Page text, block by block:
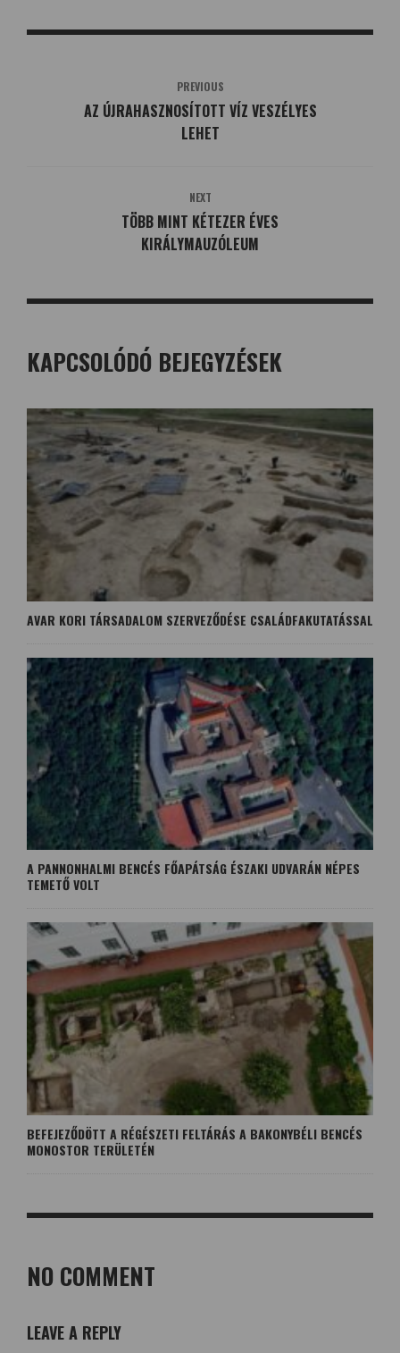
PREVIOUS
AZ ÚJRAHASZNOSÍTOTT VÍZ VESZÉLYES
LEHET
NEXT
TÖBB MINT KÉTEZER ÉVES
KIRÁLYMAUZÓLEUM
KAPCSOLÓDÓ BEJEGYZÉSEK
AVAR KORI TÁRSADALOM SZERVEZŐDÉSE CSALÁDFAKUTATÁSSAL
A PANNONHALMI BENCÉS FŐAPÁTSÁG ÉSZAKI UDVARÁN NÉPES
TEMETŐ VOLT
BEFEJEZŐDÖTT A RÉGÉSZETI FELTÁRÁS A BAKONYBÉLI BENCÉS
MONOSTOR TERÜLETÉN
NO COMMENT
LEAVE A REPLY